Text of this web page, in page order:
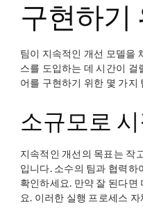
구현하기
팀이 지속적인 개선 모델을
스를 도입하는 데 시간이 걸
어를 구현하기 위한 몇 가지
소규모로
지속적인 개선의 목표는
입니다. 소수의 팀과 협력하
확인하세요. 만약 잘 된다면
요. 이러한 실행 프로세스 자